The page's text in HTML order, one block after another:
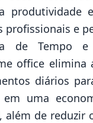
produtividade
profissionais e
de Tempo
office elimina
diários
uma
além de reduzir